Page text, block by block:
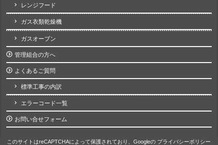
レンジフード
ガス衣類乾燥機
ガスオーブン
管理組合の方へ
よくあるご質問
標準工事の内訳
エラーコード一覧
お問い合せフォーム
このサイトはreCAPTCHAによって保護されており、Googleの プライバシーポリシー